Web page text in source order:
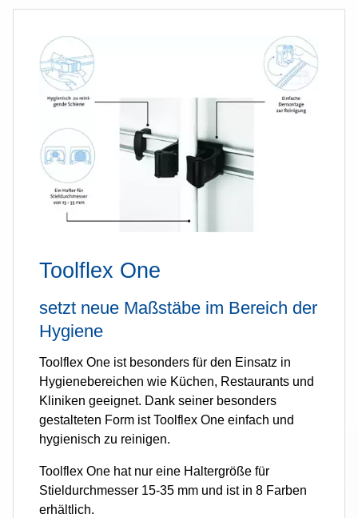
Toolflex One
setzt neue Maßstäbe im Bereich der
Hygiene
Toolflex One ist besonders für den Einsatz in
Hygienebereichen wie Küchen, Restaurants und
Kliniken geeignet. Dank seiner besonders
gestalteten Form ist Toolflex One einfach und
hygienisch zu reinigen.
Toolflex One hat nur eine Haltergröße für
Stieldurchmesser 15-35 mm und ist in 8 Farben
erhältlich.